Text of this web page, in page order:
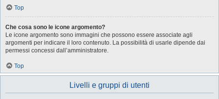
Top
Che cosa sono le icone argomento?
Le icone argomento sono immagini che possono essere associate agli
argomenti per indicare il loro contenuto. La possibilità di usarle dipende dai
permessi concessi dall’amministratore.
Top
Livelli e gruppi di utenti